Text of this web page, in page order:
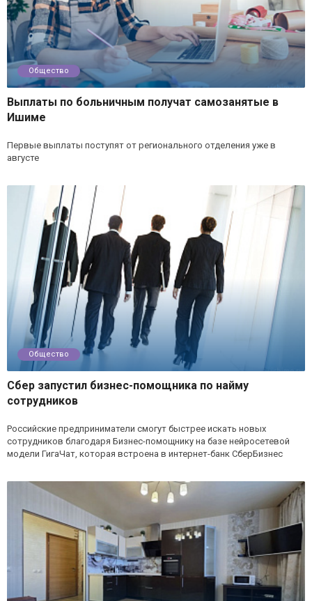
Общество
Выплаты по больничным получат самозанятые в
Ишиме
Первые выплаты поступят от регионального отделения уже в
августе
Общество
Сбер запустил бизнес-помощника по найму
сотрудников
Российские предприниматели смогут быстрее искать новых
сотрудников благодаря Бизнес-помощнику на базе нейросетевой
модели ГигаЧат, которая встроена в интернет-банк СберБизнес